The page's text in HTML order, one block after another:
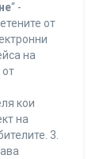
“ -
от
на
от
кои
на
3.